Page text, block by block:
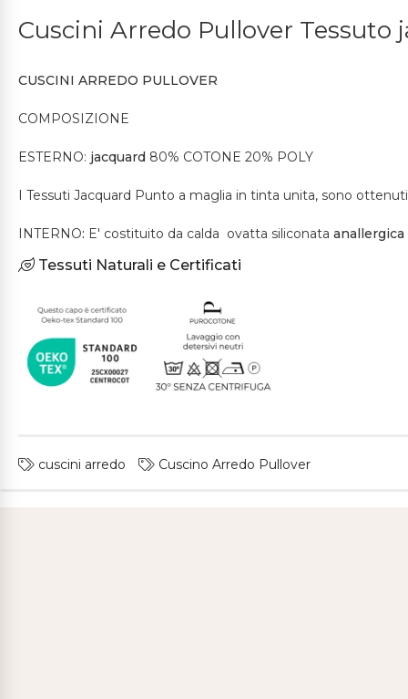
Cuscini Arredo Pullover Tessuto
CUSCINI ARREDO PULLOVER
COMPOSIZIONE
ESTERNO: jacquard 80% COTONE 20% POLY
I Tessuti Jacquard Punto a maglia in tinta unita, sono
INTERNO: E' costituito da calda ovatta siliconata
Tessuti Naturali e Certificati
cuscini arredo Cuscino Arredo Pullover